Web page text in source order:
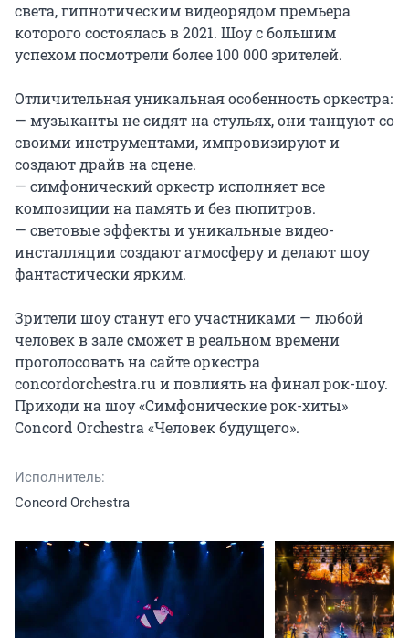
света, гипнотическим видеорядом премьера
которого состоялась в 2021. Шоу с большим
успехом посмотрели более 100 000 зрителей.
Отличительная уникальная особенность оркестра:
— музыканты не сидят на стульях, они танцуют со
своими инструментами, импровизируют и
создают драйв на сцене.
— симфонический оркестр исполняет все
композиции на память и без пюпитров.
— световые эффекты и уникальные видео-
инсталляции создают атмосферу и делают шоу
фантастически ярким.
Зрители шоу станут его участниками — любой
человек в зале сможет в реальном времени
проголосовать на сайте оркестра
concordorchestra.ru и повлиять на финал рок-шоу.
Приходи на шоу «Симфонические рок-хиты»
Concord Orchestra «Человек будущего».
Исполнитель:
Concord Orchestra